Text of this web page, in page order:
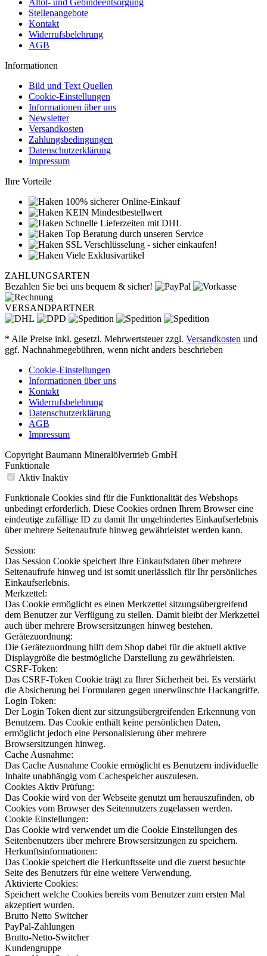
Stellenangebote
Kontakt
Widerrufsbelehrung
AGB
Informationen
Bild und Text Quellen
Cookie-Einstellungen
Informationen über uns
Newsletter
Versandkosten
Zahlungsbedingungen
Datenschutzerklärung
Impressum
Ihre Vorteile
100% sicherer Online-Einkauf
KEIN Mindestbestellwert
Schnelle Lieferzeiten mit DHL
Top Beratung durch unseren Service
SSL Verschlüsselung - sicher einkaufen!
Viele Exklusivartikel
ZAHLUNGSARTEN
Bezahlen Sie bei uns bequem & sicher!
VERSANDPARTNER
* Alle Preise inkl. gesetzl. Mehrwertsteuer zzgl. Versandkosten und
ggf. Nachnahmegebühren, wenn nicht anders beschrieben
Cookie-Einstellungen
Informationen über uns
Kontakt
Widerrufsbelehrung
Datenschutzerklärung
AGB
Impressum
Copyright Baumann Mineralölvertrieb GmbH
Funktionale
Aktiv Inaktiv
Funktionale Cookies sind für die Funktionalität des Webshops
unbedingt erforderlich. Diese Cookies ordnen Ihrem Browser eine
eindeutige zufällige ID zu damit Ihr ungehindertes Einkaufserlebnis
über mehrere Seitenaufrufe hinweg gewährleistet werden kann.
Session:
Das Session Cookie speichert Ihre Einkaufsdaten über mehrere
Seitenaufrufe hinweg und ist somit unerlässlich für Ihr persönliches
Einkaufserlebnis.
Merkzettel:
Das Cookie ermöglicht es einen Merkzettel sitzungsübergreifend
dem Benutzer zur Verfügung zu stellen. Damit bleibt der Merkzettel
auch über mehrere Browsersitzungen hinweg bestehen.
Gerätezuordnung:
Die Gerätezuordnung hilft dem Shop dabei für die aktuell aktive
Displaygröße die bestmögliche Darstellung zu gewährleisten.
CSRF-Token:
Das CSRF-Token Cookie trägt zu Ihrer Sicherheit bei. Es verstärkt
die Absicherung bei Formularen gegen unerwünschte Hackangriffe.
Login Token:
Der Login Token dient zur sitzungsübergreifenden Erkennung von
Benutzern. Das Cookie enthält keine persönlichen Daten,
ermöglicht jedoch eine Personalisierung über mehrere
Browsersitzungen hinweg.
Cache Ausnahme:
Das Cache Ausnahme Cookie ermöglicht es Benutzern individuelle
Inhalte unabhängig vom Cachespeicher auszulesen.
Cookies Aktiv Prüfung:
Das Cookie wird von der Webseite genutzt um herauszufinden, ob
Cookies vom Browser des Seitennutzers zugelassen werden.
Cookie Einstellungen:
Das Cookie wird verwendet um die Cookie Einstellungen des
Seitenbenutzers über mehrere Browsersitzungen zu speichern.
Herkunftsinformationen:
Das Cookie speichert die Herkunftsseite und die zuerst besuchte
Seite des Benutzers für eine weitere Verwendung.
Aktivierte Cookies:
Speichert welche Cookies bereits vom Benutzer zum ersten Mal
akzeptiert wurden.
Brutto Netto Switcher
PayPal-Zahlungen
Brutto-Netto-Switcher
Kundengruppe